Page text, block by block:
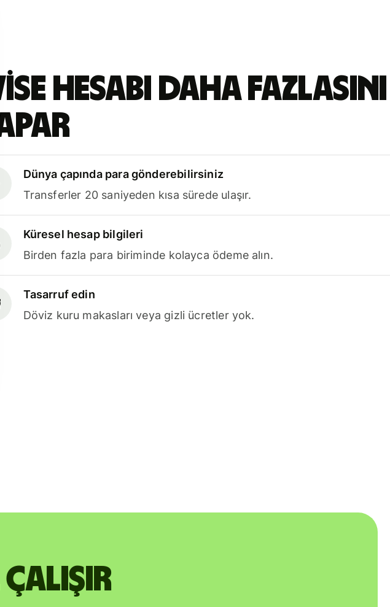
hesabı daha fazlasını
Dünya çapında para gönderebilirsiniz
Transferler 20 saniyeden kısa sürede ulaşır.
Küresel hesap bilgileri
Birden fazla para biriminde kolayca ödeme alın.
Tasarruf edin
Döviz kuru makasları veya gizli ücretler yok.